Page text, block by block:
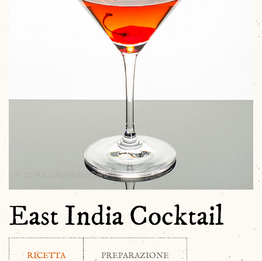
East India Cocktail
RICETTA PREPARAZIONE